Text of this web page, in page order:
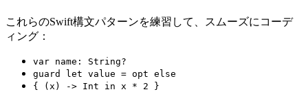
これらのSwift構文パターンを練習して、スムーズにコーデ
ィング：
var name: String?
guard let value = opt else
{ (x) -> Int in x * 2 }